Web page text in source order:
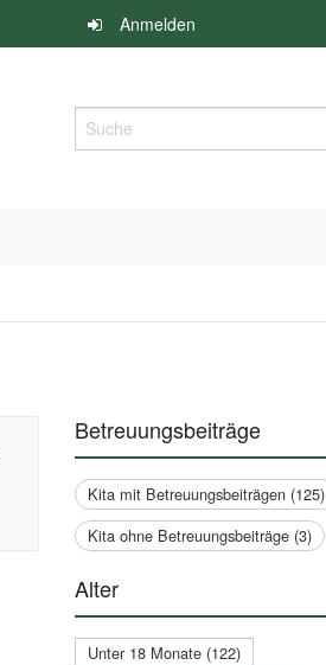
Anmelden
Suche
Betreuungsbeiträge
Kita mit Betreuungsbeiträgen (125)
Kita ohne Betreuungsbeiträge (3)
Alter
Unter 18 Monate (122)